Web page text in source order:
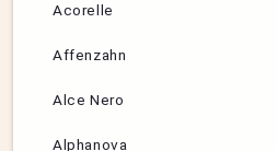
Acorelle
Affenzahn
Alce Nero
Alphanova